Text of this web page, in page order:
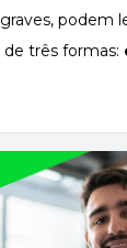
podem
três formas: